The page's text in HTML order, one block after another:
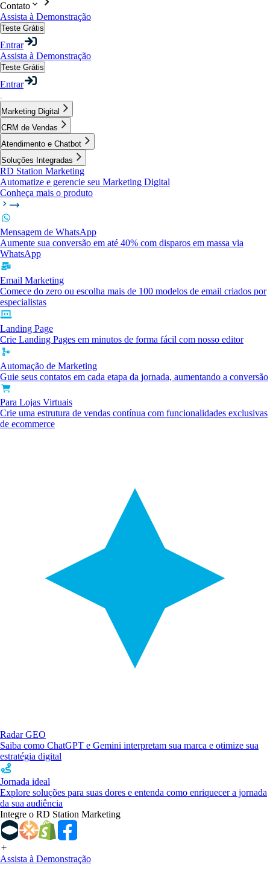
Contato
Assista à Demonstração
Teste Grátis
Entrar
Assista à Demonstração
Teste Grátis
Entrar
Marketing Digital
CRM de Vendas
Atendimento e Chatbot
Soluções Integradas
RD Station Marketing
Automatize e gerencie seu Marketing Digital
Conheça mais o produto
Mensagem de WhatsApp
Aumente sua conversão em até 40% com disparos em massa via
WhatsApp
Email Marketing
Comece do zero ou escolha mais de 100 modelos de email criados por
especialistas
Landing Page
Crie Landing Pages em minutos de forma fácil com nosso editor
Automação de Marketing
Guie seus contatos em cada etapa da jornada, aumentando a conversão
Para Lojas Virtuais
Crie uma estrutura de vendas contínua com funcionalidades exclusivas
de ecommerce
Radar GEO
Saiba como ChatGPT e Gemini interpretam sua marca e otimize sua
estratégia digital
Jornada ideal
Explore soluções para suas dores e entenda como enriquecer a jornada
da sua audiência
Integre o RD Station Marketing
Assista à Demonstração